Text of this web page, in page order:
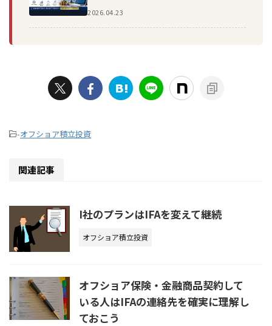
2026.04.23
-オフショア積立投資
関連記事
I社のプランはIFAを変えて継続
オフショア積立投資
オフショア保険・金融商品契約して
いる人はIFAの連絡先を確実に理解し
ておこう